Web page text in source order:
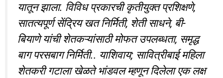
यातून झाला. विविध प्रकारची कृतीयुक्त प्रशिक्षणे,
सातत्यपूर्ण सेंद्रिय खत निर्मिती, शेती साधने, बी-
बियाणे यांची शेतकऱ्यांसाठी मोफत उपलब्धता, समृद्ध
बाग परसबाग निर्मिती.. याशिवाय; सावित्रीबाई महिला
शेतकरी गटाला खेळते भांडवल म्हणून दिलेला एक लक्ष